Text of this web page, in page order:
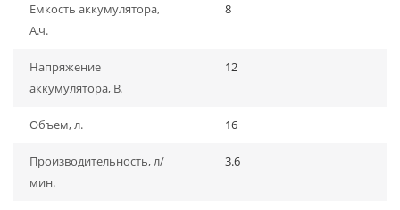
Емкость аккумулятора,
А.ч.
8
Напряжение
аккумулятора, В.
12
Объем, л. 16
Производительность, л/
мин.
3.6